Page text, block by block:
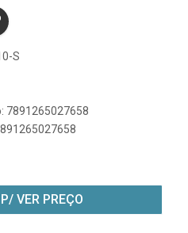
S
7891265027658
VER PREÇO